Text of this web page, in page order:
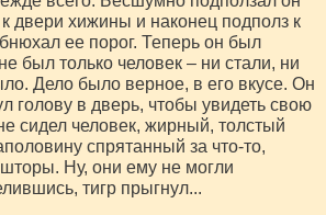
двери хижины и наконец подполз к
ее порог. Теперь он был
был только человек – ни стали, ни
Дело было верное, в его вкусе. Он
голову в дверь, чтобы увидеть свою
сидел человек, жирный, толстый
спрятанный за что-то,
Ну, они ему не могли
тигр прыгнул...